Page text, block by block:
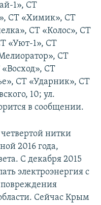
1», СТ
СТ «Химик», СТ
СТ «Колос», СТ
«Уют-1», СТ
СТ
СТ
СТ «Ударник», СТ
10; ул.
в сообщении.
нитки
2016 года,
С декабря 2015
электроэнергия с
Сейчас Крым